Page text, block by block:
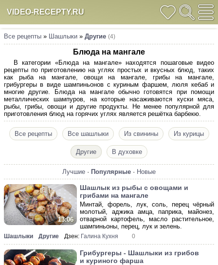
VIDEO-RECEPTY.RU
Все рецепты » Шашлыки » Другие (4)
Блюда на мангале
В категории «Блюда на мангале» находятся пошаговые видео
рецепты по приготовлению на углях простых и вкусных блюд, таких
как рыба на мангале, овощи на мангале, грибы на мангале,
грибургеры в виде шампиньонов с куриным фаршем, люля кебаб и
многие другие. Блюда на мангале обычно готовятся при помощи
металлических шампуров, на которые насаживаются куски мяса,
рыбы, грибы, овощи и другие продукты. Не менее популярной для
приготовления блюд на горячих углях является решётка барбекю.
Все рецепты Все шашлыки Из свинины Из курицы
Другие В духовке
Лучшие · Популярные · Новые
13:06
Шашлык из рыбы с овощами и
грибами на мангале
Минтай, форель, лук, соль, перец чёрный
молотый, аджика амца, паприка, майонез,
отварной картофель, масло растительное,
шампиньоны, перец, лук и зелень.
Шашлыки Другие Дзен: Галина Кухня 0
Грибургеры - Шашлыки из грибов
и куриного фарша